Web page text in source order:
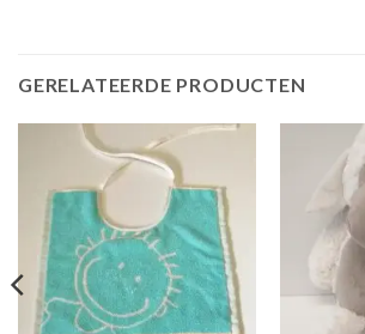
GERELATEERDE PRODUCTEN